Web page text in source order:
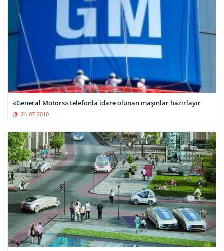
«General Motors» telefonla idarə olunan maşınlar hazırlayır
24-07-2010